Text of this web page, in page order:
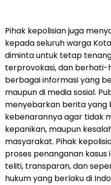
Pihak kepolisian juga
kepada seluruh warga
diminta untuk tetap
terprovokasi, dan
berbagai informasi yang
maupun di media sosial.
menyebarkan berita yang
kebenarannya agar tidak
kepanikan, maupun
masyarakat. Pihak
proses penanganan kasus
teliti, transparan, dan
hukum yang berlaku di